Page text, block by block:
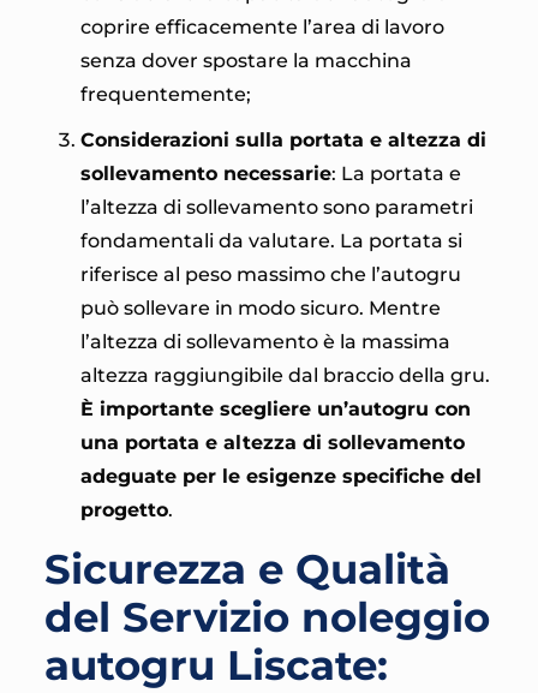
coprire efficacemente l’area di lavoro
senza dover spostare la macchina
frequentemente;
Considerazioni sulla portata e altezza di
sollevamento necessarie: La portata e
l’altezza di sollevamento sono parametri
fondamentali da valutare. La portata si
riferisce al peso massimo che l’autogru
può sollevare in modo sicuro. Mentre
l’altezza di sollevamento è la massima
altezza raggiungibile dal braccio della gru.
È importante scegliere un’autogru con
una portata e altezza di sollevamento
adeguate per le esigenze specifiche del
progetto.
Sicurezza e Qualità
del Servizio noleggio
autogru Liscate: